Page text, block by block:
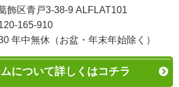
飾区青戸3-38-9 ALFLAT101
165-910
年中無休（お盆・年末年始除く）
について詳しくはコチラ